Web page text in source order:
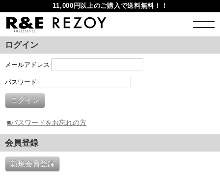
11,000円以上のご購入で送料無料！！
ログイン
メールアドレス
パスワード
ログイン
■パスワードをお忘れの方
会員登録
新規会員登録